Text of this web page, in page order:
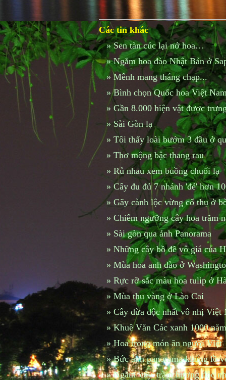
Các tin khác
»Sen tàn cúc lại nở hoa…
»Ngắm hoa đào Nhật Bản ở
»Mênh mang tháng chạp...
»Bình chọn Quốc hoa Việt
» Gần 8.000 hiện vật được
»Sài Gòn lạ
» Tôi thấy loài bướm 3 đầu ở
» Thơ mộng bậc thang rau
» Rủ nhau xem buồng chuối lạ
»Cây đu đủ 7 nhánh 'đẻ' hơn
» Gãy cành lộc vừng cổ thụ ở
» Chiêm ngưỡng cây hoa trăm
» Sài gòn qua ảnh Panorama
» Những cây bồ đề vô giá của
» Mùa hoa anh đào ở
» Rực rỡ sắc màu hoa tulip ở
» Mùa thu vàng ở Lào Cai
» Cây dừa độc nhất vô nhị Việt
»Khuê Văn Các xanh 1000
»Hoa trong món ăn người Việt
»Bức ảnh panorama khổng lồ
»Ngắm 'cây' trầm hương độc